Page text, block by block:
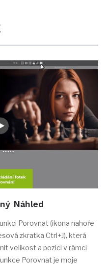
Náhled
Porovnat (ikona nahoře
zkratka Ctrl+J), která
velikost a pozici v rámci
Porovnat je moje